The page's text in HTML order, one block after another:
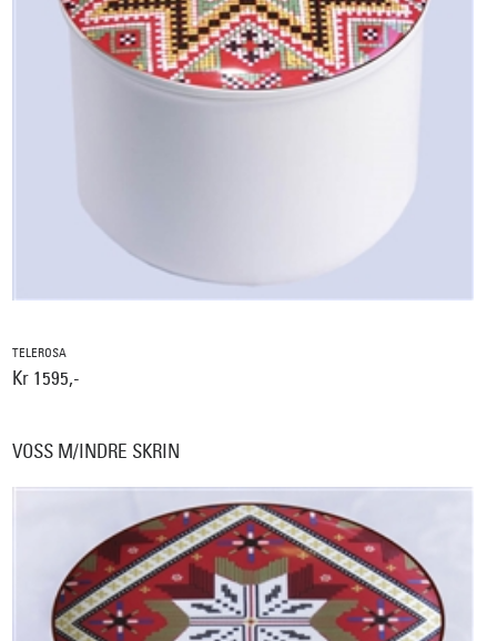
TELEROSA
Kr 1595,-
VOSS M/INDRE SKRIN